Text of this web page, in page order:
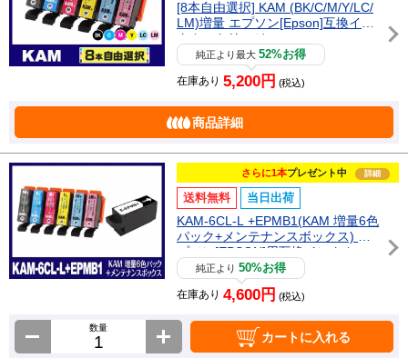
[8本自由選択] KAM (BK/C/M/Y/LC/
LM)増量 エプソン[Epson]互換イン
クカートリッジ
純正より最大52%お得
在庫あり 5,200円 (税込)
商品詳細
さらに1本プレゼント中 詳細
送料無料 当日出荷
KAM-6CL-L +EPMB1(KAM 増量6色
パック+メンテナンスボックス) エ
プソン[EPSON]用互換インクカー
トリッジ
純正より50%お得
在庫あり 4,600円 (税込)
数量
カートに入れる